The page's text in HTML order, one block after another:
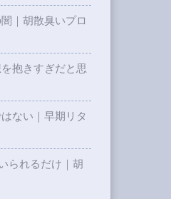
｜胡散臭いプロ
抱きすぎだと思
ない｜早期リタ
られるだけ｜胡